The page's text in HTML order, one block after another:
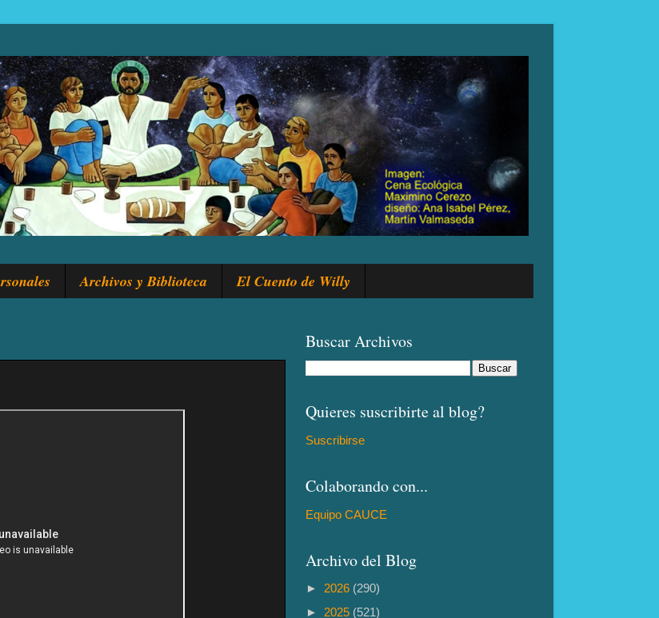
Archivos y Biblioteca El Cuento de Willy
Buscar Archivos
Quieres suscribirte al blog?
Suscribirse
Colaborando con...
Equipo CAUCE
Archivo del Blog
► 2026 (290)
► 2025 (521)